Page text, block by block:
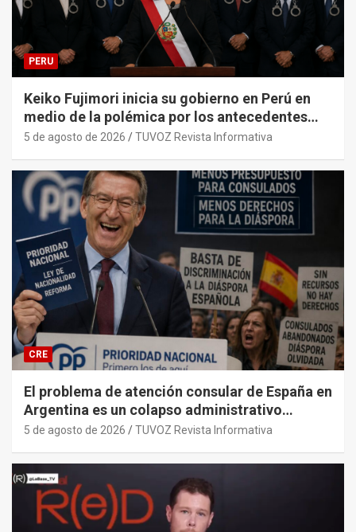
PERU
Keiko Fujimori inicia su gobierno en Perú en
medio de la polémica por los antecedentes
penales de su primer gabinete ministerial.
5 de agosto de 2026 TUVOZ Revista Informativa
CRE
El problema de atención consular de España en
Argentina es un colapso administrativo
histórico y sistémico provocado por el PP y
5 de agosto de 2026 TUVOZ Revista Informativa